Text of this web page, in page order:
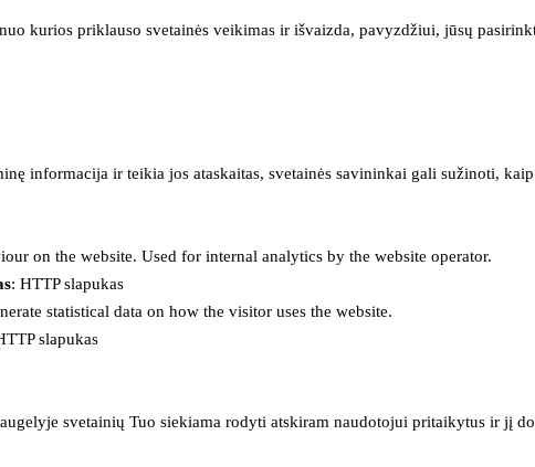
kurios priklauso svetainės veikimas ir išvaizda, pavyzdžiui, jūsų
informacija ir teikia jos ataskaitas, svetainės savininkai gali sužinoti,
on the website. Used for internal analytics by the website operator.
: HTTP slapukas
statistical data on how the visitor uses the website.
slapukas
svetainių Tuo siekiama rodyti atskiram naudotojui pritaikytus ir jį